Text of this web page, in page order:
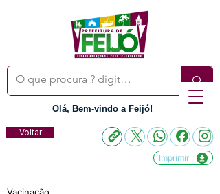
Olá, Bem-vindo a Feijó!
Voltar
Imprimir